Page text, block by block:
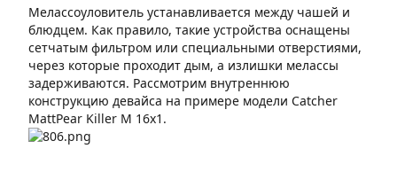
Мелассоуловитель устанавливается между чашей и
блюдцем. Как правило, такие устройства оснащены
сетчатым фильтром или специальными отверстиями,
через которые проходит дым, а излишки мелассы
задерживаются. Рассмотрим внутреннюю
конструкцию девайса на примере модели Catcher
MattPear Killer M 16x1.